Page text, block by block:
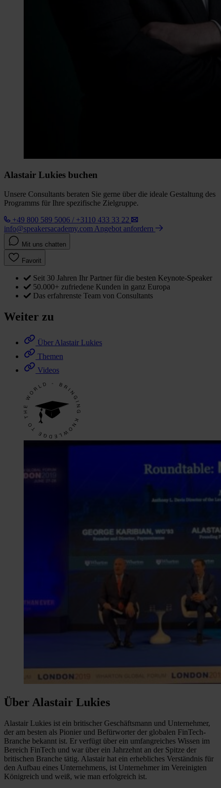
Alastair Lukies buchen
Unsere Consultants beraten Sie gerne über die ideale Gestaltung des
Programms für Ihre spezifische Zielgruppe.
+49 800 589 5006 / +3110 433 33 22
info@speakersacademy.com Angebot anfordern
Mit uns chatten
Favorit
Seit 30 Jahren Ihr Partner für die besten Keynote-Speaker
50.000+ zufriedene Kunden in ganz Europa
Das erfahrenste Team von Consultants
Weiter zu
Über Alastair Lukies
Themen
Videos
Über Alastair Lukies
Alastair Lukies ist ein britischer Geschäftsmann und Unternehmer,
der am besten als Pionier und Befürworter der globalen FinTech-
Branche bekannt ist. Er verfügt über ein umfangreiches Wissen im
Bereich FinTech und war über ein Jahrzehnt an der Spitze der
britischen Branche tätig. Alastair hat ein erhebliches Verständnis für
den Aufbau eines Unternehmens, ist Unternehmer im Vereinigten
Königreich und weiß, wie man erfolgreich ist.